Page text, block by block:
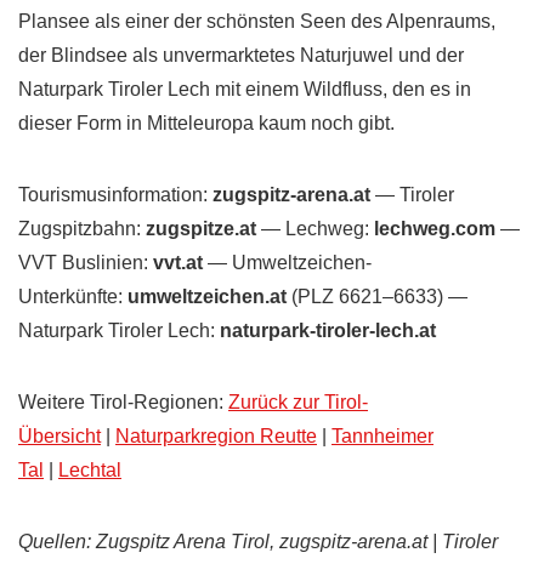
Plansee als einer der schönsten Seen des Alpenraums,
der Blindsee als unvermarktetes Naturjuwel und der
Naturpark Tiroler Lech mit einem Wildfluss, den es in
dieser Form in Mitteleuropa kaum noch gibt.
Tourismusinformation: zugspitz-arena.at — Tiroler
Zugspitzbahn: zugspitze.at — Lechweg: lechweg.com —
VVT Buslinien: vvt.at — Umweltzeichen-
Unterkünfte: umweltzeichen.at (PLZ 6621–6633) —
Naturpark Tiroler Lech: naturpark-tiroler-lech.at
Weitere Tirol-Regionen: Zurück zur Tirol-
Übersicht| Naturparkregion Reutte
Tannheimer
Tal
Lechtal
Quellen: Zugspitz Arena Tirol, zugspitz-arena.at | Tiroler